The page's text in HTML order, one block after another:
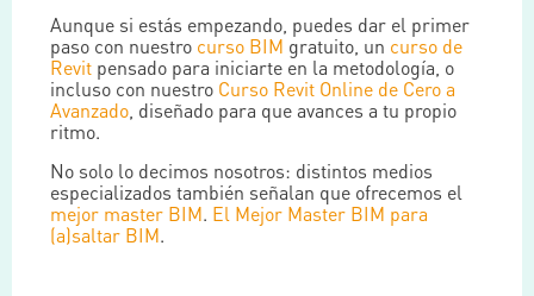
Aunque si estás empezando, puedes dar el primer
paso con nuestro curso BIM gratuito, un curso de
Revit pensado para iniciarte en la metodología, o
incluso con nuestro Curso Revit Online de Cero a
Avanzado, diseñado para que avances a tu propio
ritmo.
No solo lo decimos nosotros: distintos medios
especializados también señalan que ofrecemos el
mejor master BIM. El Mejor Master BIM para
(a)saltar BIM.